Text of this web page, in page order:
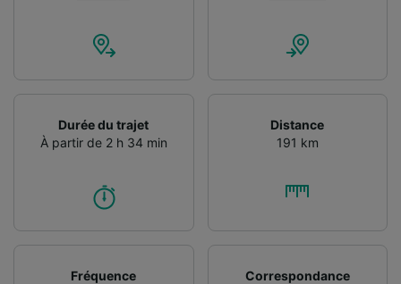
Durée du trajet
À partir de 2 h 34 min
Distance
191 km
Fréquence
Correspondance